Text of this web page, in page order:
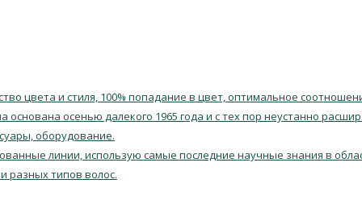
цвета и стиля, 100% попадание в цвет, оптимальное
осенью далекого 1965 года и с тех пор неустанно
оборудование.
линии, использую самые последние научные знания в
разных типов волос.